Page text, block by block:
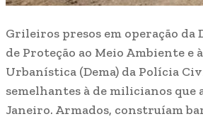
Grileiros presos em operação da
de Proteção ao Meio Ambiente e
Urbanística (Dema) da Polícia
semelhantes à de milicianos que
Janeiro. Armados, construíam